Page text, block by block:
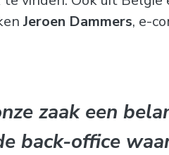
Jeroen Dammers, e-
zaak een
back-office